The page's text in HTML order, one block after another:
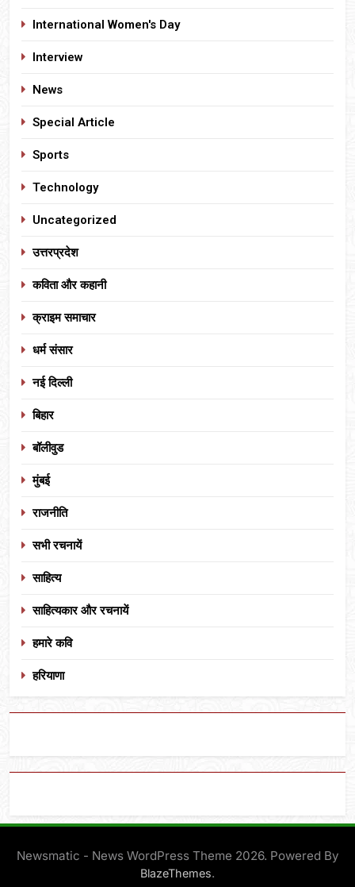
International Women's Day
Interview
News
Special Article
Sports
Technology
Uncategorized
उत्तरप्रदेश
कविता और कहानी
क्राइम समाचार
धर्म संसार
नई दिल्ली
बिहार
बॉलीवुड
मुंबई
राजनीति
सभी रचनायें
साहित्य
साहित्यकार और रचनायें
हमारे कवि
हरियाणा
Newsmatic - News WordPress Theme 2026. Powered By
BlazeThemes.